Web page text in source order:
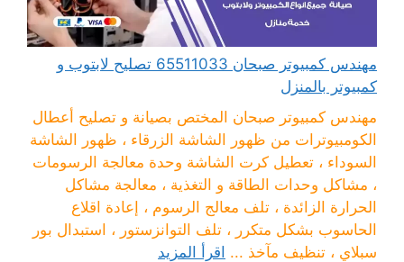
مهندس كمبيوتر صبحان 65511033 تصليح لابتوب و
كمبيوتر بالمنزل
مهندس كمبيوتر صبحان المختص بصيانة و تصليح أعطال
الكومبيوترات من ظهور الشاشة الزرقاء ، ظهور الشاشة
السوداء ، تعطيل كرت الشاشة وحدة معالجة الرسومات
، مشاكل وحدات الطاقة و التغذية ، معالجة مشاكل
الحرارة الزائدة ، تلف معالج الرسوم ، إعادة اقلاع
الحاسوب بشكل متكرر ، تلف التوانزستور ، استبدال بور
سبلاي ، تنظيف مآخذ ... اقرأ المزيد